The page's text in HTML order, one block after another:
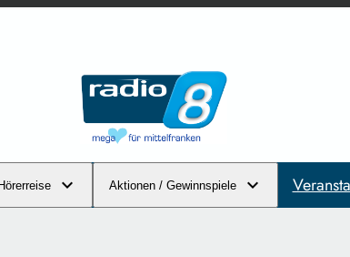
Aktionen / Gewinnspiele